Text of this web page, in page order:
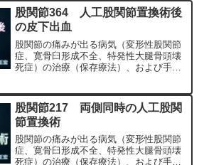
科専門医（人工関節手術を専門）の塗山
正宏が色々と説明します。
股関節364 人工股関節置換術後
の皮下出血
股関節の痛みが出る病気（変形性股関節
症、寛骨臼形成不全、特発性大腿骨頭壊
死症）の治療（保存療法）、および手術
科専門医（人工関節手術を専門）の塗山
正宏が色々と説明します。
股関節217 両側同時の人工股関
節置換術
股関節の痛みが出る病気（変形性股関節
症、寛骨臼形成不全、特発性大腿骨頭壊
死症）の治療（保存療法）、および手術